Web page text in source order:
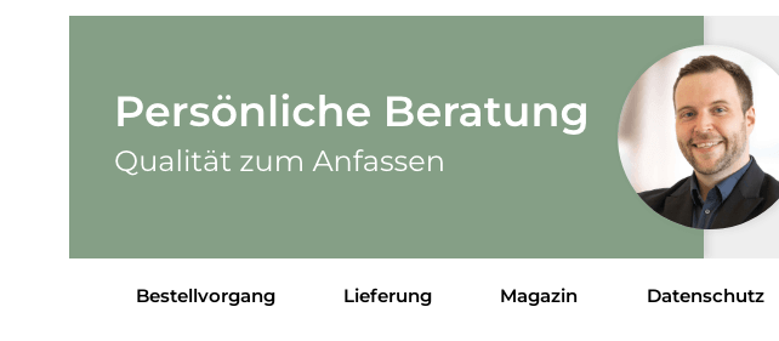
Bestellvorgang Lieferung Magazin Datenschutz